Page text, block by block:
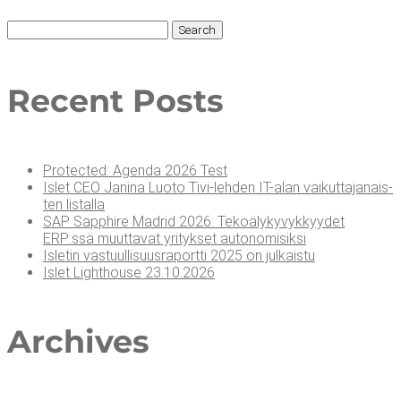
Recent Posts
Pro­tec­ted: Agen­da 2026 Test
Islet CEO Jani­na Luo­to Tivi-leh­den IT-alan vai­kut­ta­ja­nais­
ten listalla
SAP Sapp­hi­re Madrid 2026: Teko­ä­ly­ky­vyk­kyy­det
ERP:ssä muut­ta­vat yri­tyk­set autonomisiksi
Isle­tin vas­tuul­li­suus­ra­port­ti 2025 on julkaistu
Islet Light­house 23.10.2026
Arc­hi­ves